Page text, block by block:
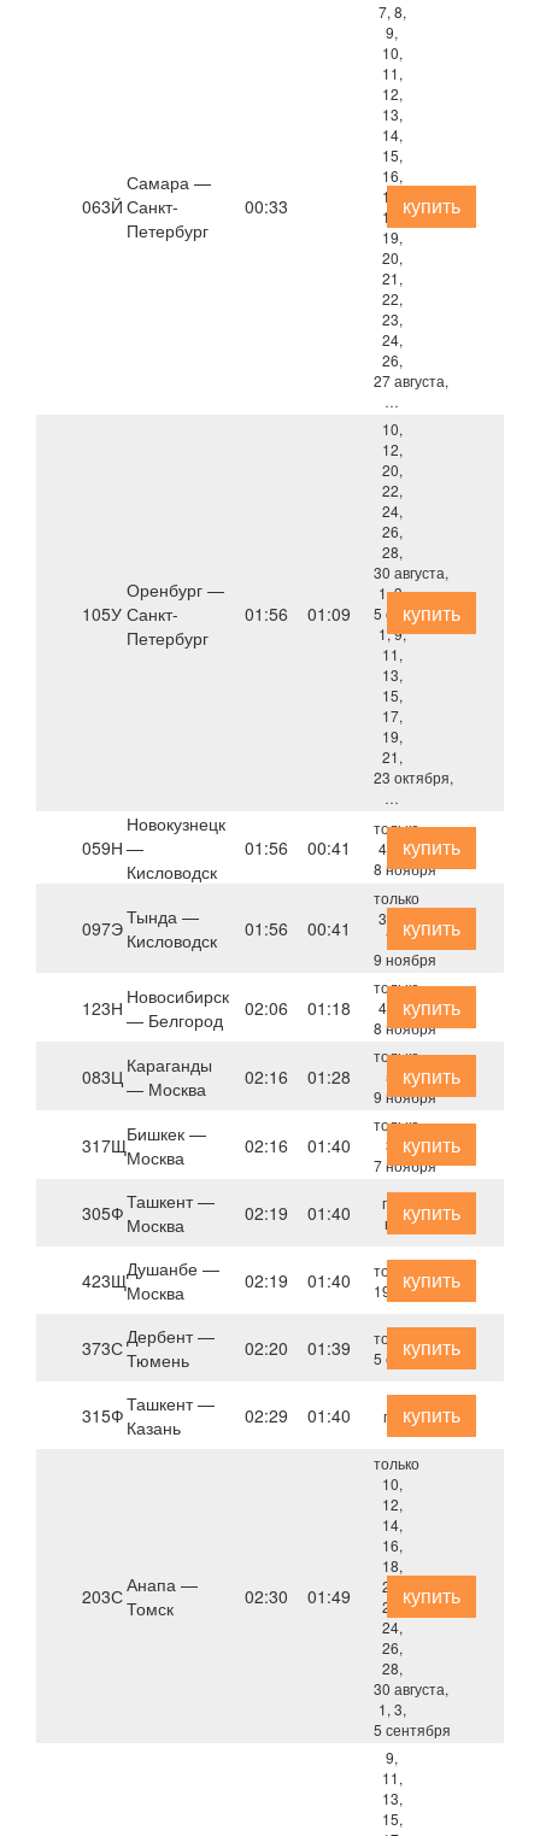
063Й
Самара —
Санкт-
Петербург
00:33
7, 8,
9,
10,
11,
12,
13,
14,
15,
16,
17,
18,
19,
20,
21,
22,
23,
24,
26,
27 августа,
…
купить
105У
Оренбург —
Санкт-
Петербург
01:56 01:09
10,
12,
20,
22,
24,
26,
28,
30 августа,
1, 3,
5 сентября,
1, 9,
11,
13,
15,
17,
19,
21,
23 октября,
…
купить
059Н
Новокузнецк
—
Кисловодск
01:56 00:41
только
4, 6,
8 ноября
купить
097ЭТында —
Кисловодск
01:56 00:41
только
3, 5,
7,
9 ноября
купить
123Н Новосибирск
— Белгород
02:06 01:18
только
4, 6,
8 ноября
купить
083Ц Караганды
— Москва
02:16 01:28
только
5,
9 ноября
купить
317ЩБишкек —
Москва
02:16 01:40
только
3,
7 ноября
купить
305ФТашкент —
Москва
02:19 01:40
пт,
вс
купить
423ЩДушанбе —
Москва
02:19 01:40
только
19 августа
купить
373СДербент —
Тюмень
02:20 01:39
только
5 сентября
купить
315ФТашкент —
Казань
02:29 01:40 пн купить
203САнапа —
Томск
02:30 01:49
только
10,
12,
14,
16,
18,
20,
22,
24,
26,
28,
30 августа,
1, 3,
5 сентября
купить
9,
11,
13,
15,